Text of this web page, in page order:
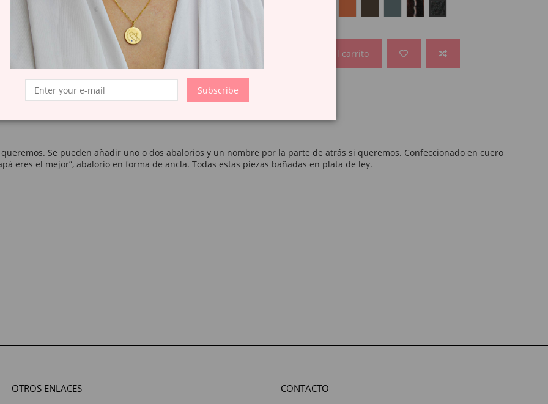
Rojo
Azul Marrón oscuro
Gris oscuro
Bicolor marrón negro
Negro serpiente
Añadir al carrito
Se pueden añadir uno o dos abalorios y un nombre por la parte de atrás si queremos. Confeccionado en cuero
eres el mejor”, abalorio en forma de ancla. Todas estas piezas bañadas en plata de ley.
OTROS ENLACES CONTACTO
Subscribe